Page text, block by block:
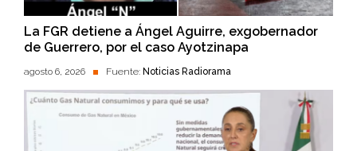
La FGR detiene a Ángel Aguirre, exgobernador
de Guerrero, por el caso Ayotzinapa
agosto 6, 2026 Fuente: Noticias Radiorama